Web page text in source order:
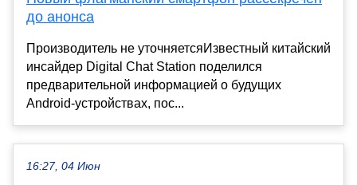
до анонса
Производитель не уточняетсяИзвестный китайский
инсайдер Digital Chat Station поделился
предварительной информацией о будущих
Android-устройствах, пос...
16:27, 04 Июн